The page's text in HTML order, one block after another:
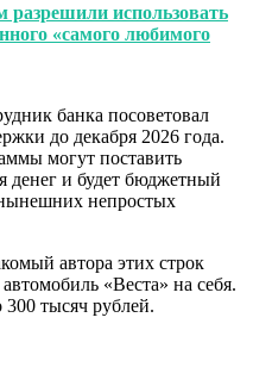
разрешили использовать
«самого любимого
банка посоветовал
до декабря 2026 года.
могут поставить
денег и будет бюджетный
непростых
автора этих строк
«Веста» на себя.
300 тысяч рублей.